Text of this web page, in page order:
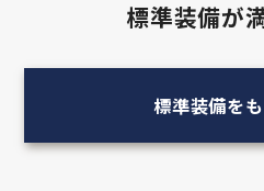
標準装備が
標準装備を